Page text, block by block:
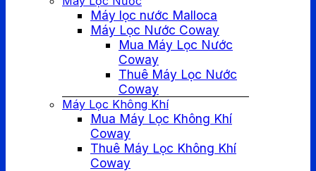
Máy lọc nước Malloca
Máy Lọc Nước Coway
Mua Máy Lọc Nước
Coway
Thuê Máy Lọc Nước
Coway
Máy Lọc Không Khí
Mua Máy Lọc Không Khí
Coway
Thuê Máy Lọc Không Khí
Coway